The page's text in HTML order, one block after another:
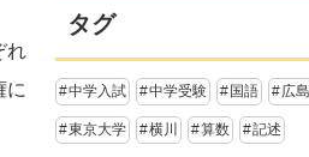
れ
に
タグ
中学入試 中学受験 国語 広
東京大学 横川 算数 記述